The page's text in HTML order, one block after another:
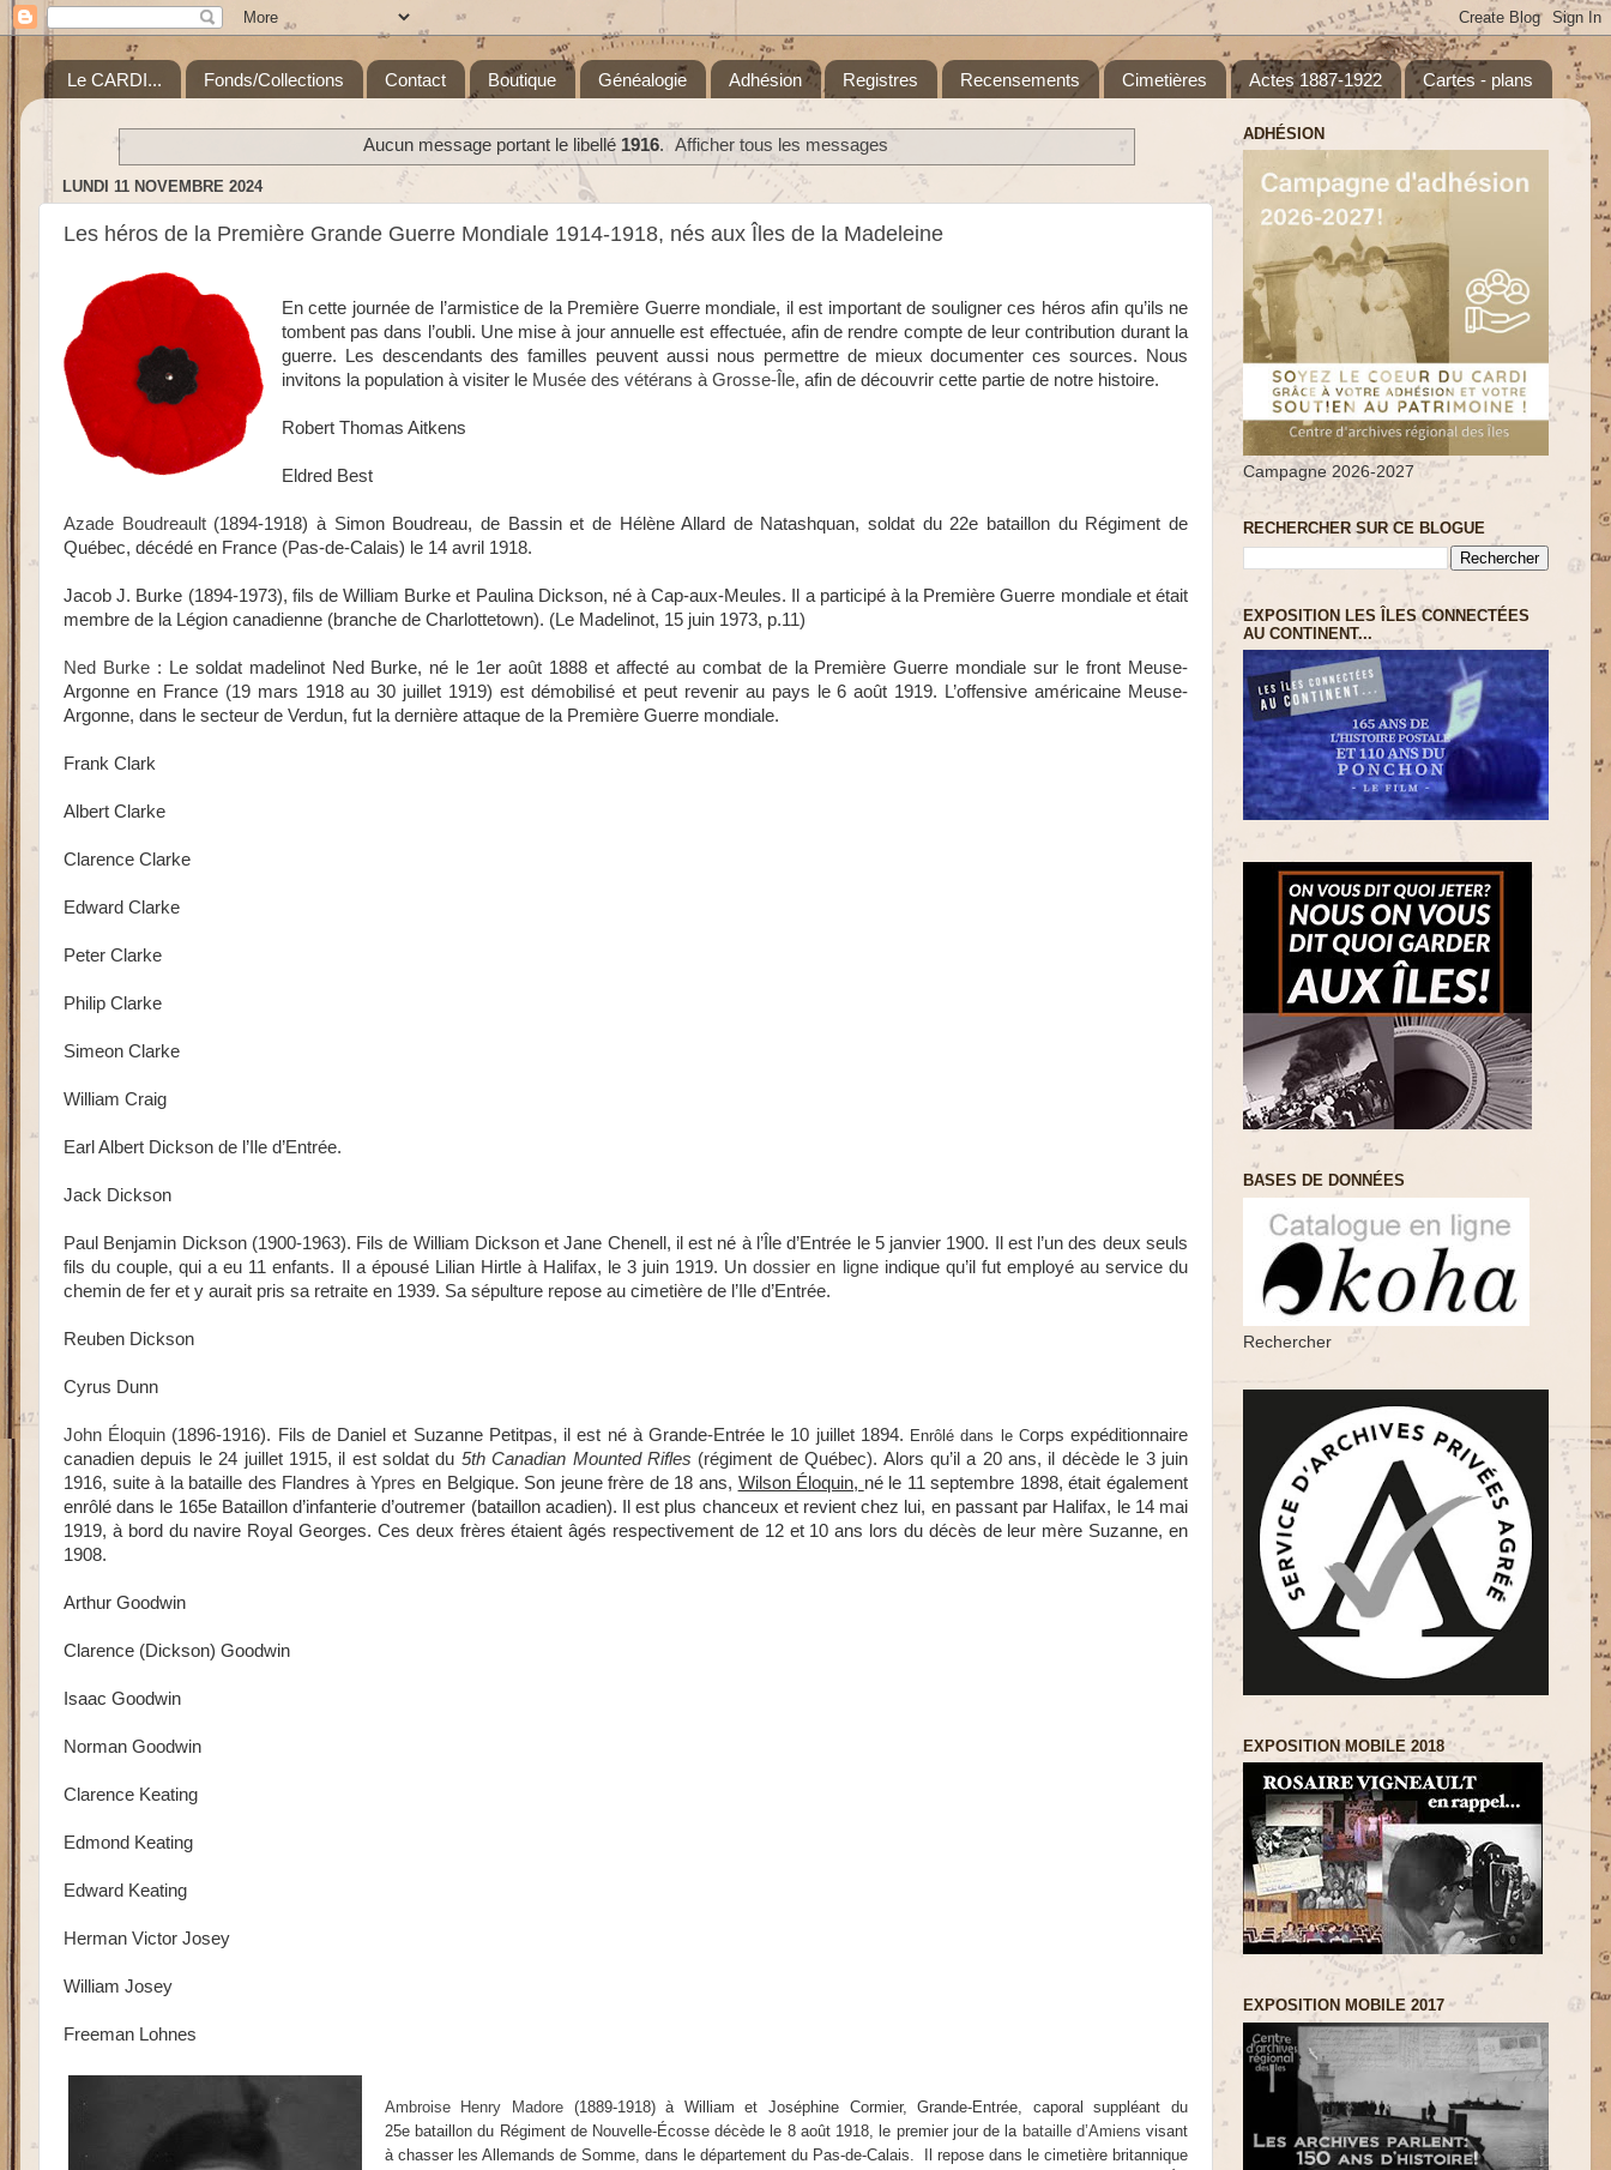
Le CARDI... Fonds/Collections Contact Boutique Généalogie Adhésion Registres Recensements Cimetières Actes 1887-1922 Cartes - plans
Aucun message portant le libellé 1916. Afficher tous les messages
LUNDI 11 NOVEMBRE 2024
Les héros de la Première Grande Guerre Mondiale 1914-1918, nés aux Îles de la Madeleine
En cette journée de l’armistice de la Première Guerre mondiale, il est important de souligner ces héros afin qu’ils ne
tombent pas dans l’oubli. Une mise à jour annuelle est effectuée, afin de rendre compte de leur contribution durant la
guerre. Les descendants des familles peuvent aussi nous permettre de mieux documenter ces sources. Nous
invitons la population à visiter le Musée des vétérans à Grosse-Île, afin de découvrir cette partie de notre histoire.
Robert Thomas Aitkens
Eldred Best
Azade Boudreault(1894-1918) à Simon Boudreau, de Bassin et de Hélène Allard de Natashquan, soldat du 22e bataillon du Régiment de
Québec, décédé en France (Pas-de-Calais) le 14 avril 1918.
Jacob J. Burke (1894-1973), fils de William Burke et Paulina Dickson, né à Cap-aux-Meules. Il a participé à la Première Guerre mondiale et était
membre de la Légion canadienne (branche de Charlottetown). (Le Madelinot, 15 juin 1973, p.11)
Ned Burke:
Le soldat madelinot Ned Burke, né le 1er août 1888 et affecté au combat de la Première Guerre mondiale sur le front Meuse-
Argonne en France (19 mars 1918 au 30 juillet 1919) est démobilisé et peut revenir au pays le 6 août 1919.
L’offensive américaine Meuse-
Argonne, dans le secteur de Verdun, fut la dernière attaque de la Première Guerre mondiale.
Frank Clark
Albert Clarke
Clarence Clarke
Edward Clarke
Peter Clarke
Philip Clarke
Simeon Clarke
William Craig
Earl Albert Dickson de l’Ile d’Entrée.
Jack Dickson
Paul Benjamin Dickson (1900-1963). Fils de William Dickson et Jane Chenell, il est né à l’Île d’Entrée le 5 janvier 1900. Il est l’un des deux seuls
fils du couple, qui a eu 11 enfants. Il a épousé Lilian Hirtle à Halifax, le 3 juin 1919. Undossier en ligneindique qu’il fut employé au service du
chemin de fer et y aurait pris sa retraite en 1939. Sa sépulture repose au cimetière de l’Ile d’Entrée.
Reuben Dickson
Cyrus Dunn
John Éloquin (1896-1916). Fils de Daniel et Suzanne Petitpas, il est né à Grande-Entrée le 10 juillet 1894. Enrôlé dans le Corps expéditionnaire
canadien depuis le 24 juillet 1915, i l est soldat du 5th Canadian Mounted Rifles (régiment de Québec). Alors qu’il a 20 ans, il décède le 3 juin
1916, suite à la bataille des Flandres àYpres en Belgique. Son jeune frère de 18 ans, Wilson Éloquin, né le 11 septembre 1898, était également
enrôlé dans le 165e Bataillon d’infanterie d’outremer (bataillon acadien). Il est plus chanceux et revient chez lui, en passant par Halifax, le 14 mai
1919, à bord du navire Royal Georges. Ces deux frères étaient âgés respectivement de 12 et 10 ans lors du décès de leur mère Suzanne, en
1908.
Arthur Goodwin
Clarence (Dickson) Goodwin
Isaac Goodwin
Norman Goodwin
Clarence Keating
Edmond Keating
Edward Keating
Herman Victor Josey
William Josey
Freeman Lohnes
Ambroise Henry Madore (1889-1918) à William et Joséphine Cormier, Grande-Entrée, caporal suppléant du
25e bataillon du Régiment de Nouvelle-Écosse décède le 8 août 1918, le premier jour de la bataille d’Amiens visant
à chasser les Allemands de Somme, dans le département du Pas-de-Calais. Il repose dans le cimetière britannique
ADHÉSION
Campagne 2026-2027
RECHERCHER SUR CE BLOGUE
EXPOSITION LES ÎLES CONNECTÉES
AU CONTINENT...
BASES DE DONNÉES
Rechercher
EXPOSITION MOBILE 2018
EXPOSITION MOBILE 2017